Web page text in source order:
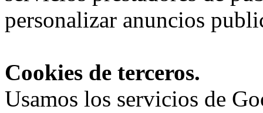
personalizar anuncios
Cookies de terceros.
Usamos los servicios de